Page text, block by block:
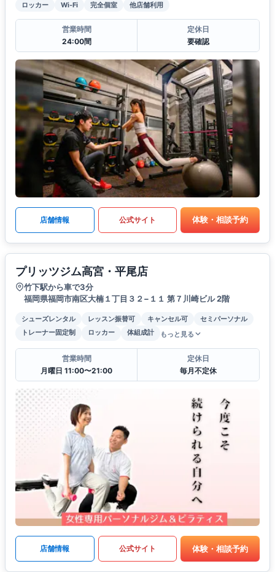
ロッカー Wi-Fi 完全個室 他店舗利用
営業時間
24:00間
定休日
要確認
店舗情報 公式サイト 体験・相談予約
プリッツジム高宮・平尾店
竹下駅から車で3分
福岡県福岡市南区大楠１丁目３２−１１ 第７川崎ビル 2階
シューズレンタル レッスン振替可 キャンセル可
セミパーソナル
トレーナー固定制
ロッカー 体組成計 もっと見る
営業時間
月曜日 11:00〜21:00
定休日
毎月不定休
店舗情報 公式サイト 体験・相談予約